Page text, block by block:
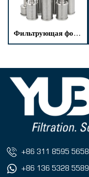
Фильтрующая форсунка
+86 311 8595 5658
+86 136 5328 5589